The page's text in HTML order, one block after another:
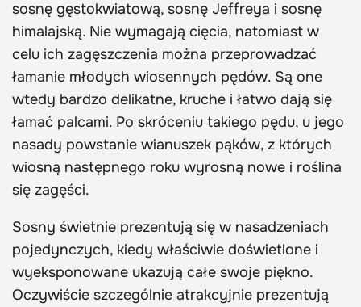
sosnę gęstokwiatową, sosnę Jeffreya i sosnę
himalajską. Nie wymagają cięcia, natomiast w
celu ich zagęszczenia można przeprowadzać
łamanie młodych wiosennych pędów. Są one
wtedy bardzo delikatne, kruche i łatwo dają się
łamać palcami. Po skróceniu takiego pędu, u jego
nasady powstanie wianuszek pąków, z których
wiosną następnego roku wyrosną nowe i roślina
się zagęści.
Sosny świetnie prezentują się w nasadzeniach
pojedynczych, kiedy właściwie doświetlone i
wyeksponowane ukazują całe swoje piękno.
Oczywiście szczególnie atrakcyjnie prezentują